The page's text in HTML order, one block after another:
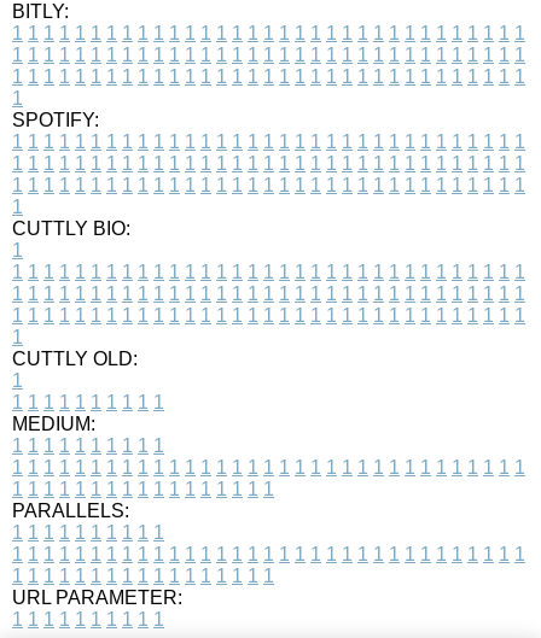
BITLY:
1 1 1 1 1 1 1 1 1 1 1 1 1 1 1 1 1 1 1 1 1 1 1 1 1 1 1 1 1 1 1 1 1
1 1 1 1 1 1 1 1 1 1 1 1 1 1 1 1 1 1 1 1 1 1 1 1 1 1 1 1 1 1 1 1 1
1 1 1 1 1 1 1 1 1 1 1 1 1 1 1 1 1 1 1 1 1 1 1 1 1 1 1 1 1 1 1 1 1
1
SPOTIFY:
1 1 1 1 1 1 1 1 1 1 1 1 1 1 1 1 1 1 1 1 1 1 1 1 1 1 1 1 1 1 1 1 1
1 1 1 1 1 1 1 1 1 1 1 1 1 1 1 1 1 1 1 1 1 1 1 1 1 1 1 1 1 1 1 1 1
1 1 1 1 1 1 1 1 1 1 1 1 1 1 1 1 1 1 1 1 1 1 1 1 1 1 1 1 1 1 1 1 1
1
CUTTLY BIO:
1
1 1 1 1 1 1 1 1 1 1 1 1 1 1 1 1 1 1 1 1 1 1 1 1 1 1 1 1 1 1 1 1 1
1 1 1 1 1 1 1 1 1 1 1 1 1 1 1 1 1 1 1 1 1 1 1 1 1 1 1 1 1 1 1 1 1
1 1 1 1 1 1 1 1 1 1 1 1 1 1 1 1 1 1 1 1 1 1 1 1 1 1 1 1 1 1 1 1 1
1
CUTTLY OLD:
1
1 1 1 1 1 1 1 1 1 1
MEDIUM:
1 1 1 1 1 1 1 1 1 1
1 1 1 1 1 1 1 1 1 1 1 1 1 1 1 1 1 1 1 1 1 1 1 1 1 1 1 1 1 1 1 1 1
1 1 1 1 1 1 1 1 1 1 1 1 1 1 1 1 1
PARALLELS:
1 1 1 1 1 1 1 1 1 1
1 1 1 1 1 1 1 1 1 1 1 1 1 1 1 1 1 1 1 1 1 1 1 1 1 1 1 1 1 1 1 1 1
1 1 1 1 1 1 1 1 1 1 1 1 1 1 1 1 1
URL PARAMETER:
1 1 1 1 1 1 1 1 1 1